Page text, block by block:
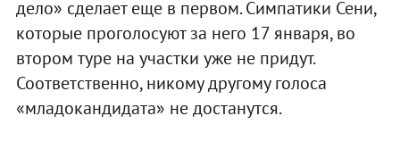
дело» сделает еще в первом. Симпатики Сени,
которые проголосуют за него 17 января, во
втором туре на участки уже не придут.
Соответственно, никому другому голоса
«младокандидата» не достанутся.